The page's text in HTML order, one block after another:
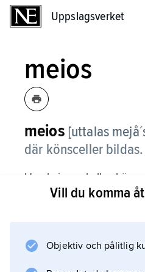
Uppslagsverket
meios
meios [uttalas
där könsceller bildas.
Hos kvinnor kallas
hos män kallas de
Två
Vill du komma
Objektiv och pålitlig